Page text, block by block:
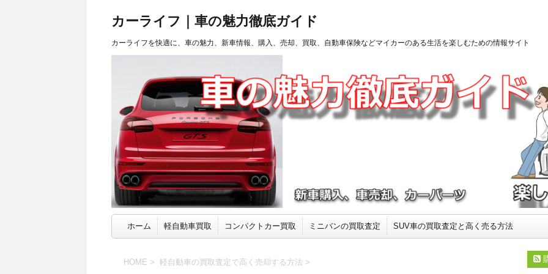
カーライフ｜車の魅力徹底ガイド
カーライフを快適に、車の魅力、新車情報、購入、売却、買取、自動車保険などマイカーのある生活を楽しむための情報サイト
ホーム 軽自動車買取 コンパクトカー買取 ミニバンの買取査定 SUV車の買取査定と高く売る方法
HOME > 軽自動車の買取査定で高く売却する方法 >